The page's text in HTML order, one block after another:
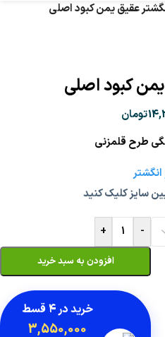
عقیق يمن کبود اصلی
کبود اصلی
تومان
طرح قلمزنی
انگشتر
سایز کلیک کنید
-
+
افزودن به سبد خرید
خرید در۴ قسط
3,550,000